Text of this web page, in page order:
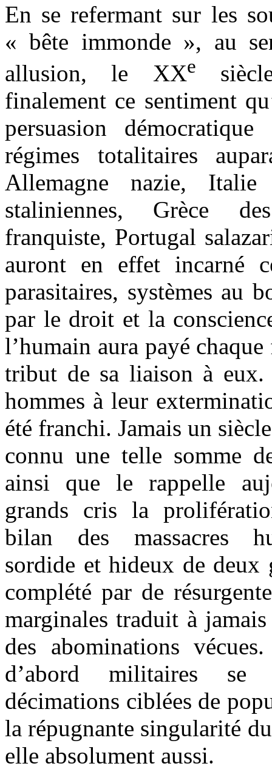
En se refermant sur les
« bête immonde », au
allusion, le XXe
finalement ce sentiment
persuasion
régimes totalitaires
Allemagne nazie, Italie
staliniennes, Grèce
franquiste, Portugal
auront en effet incarné
parasitaires, systèmes au
par le droit et la
l’humain aura payé
tribut de sa liaison à eux.
hommes à leur
été franchi. Jamais un
connu une telle somme
ainsi que le rappelle
grands cris la
bilan des massacres
sordide et hideux de deux
complété par de
marginales traduit à
des abominations
d’abord militaires se
décimations ciblées de
la répugnante singularité
elle absolument aussi.